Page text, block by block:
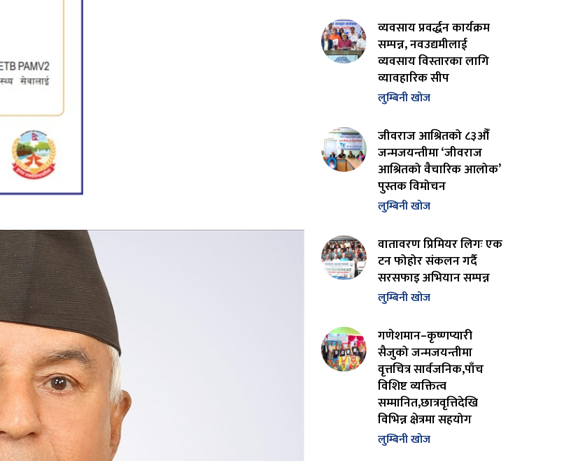
व्यवसाय प्रवर्द्धन कार्यक्रम
सम्पन्न, नवउद्यमीलाई
व्यवसाय विस्तारका लागि
व्यावहारिक सीप
लुम्बिनी खोज
जीवराज आश्रितको ८३औँ
जन्मजयन्तीमा ‘जीवराज
आश्रितको वैचारिक आलोक’
पुस्तक विमोचन
लुम्बिनी खोज
वातावरण प्रिमियर लिगः एक
टन फोहोर संकलन गर्दै
सरसफाइ अभियान सम्पन्न
लुम्बिनी खोज
गणेशमान–कृष्णप्यारी
सैजुको जन्मजयन्तीमा
वृत्तचित्र सार्वजनिक,पाँच
विशिष्ट व्यक्तित्व
सम्मानित,छात्रवृत्तिदेखि
विभिन्न क्षेत्रमा सहयोग
लुम्बिनी खोज